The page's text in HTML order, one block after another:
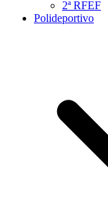
2ª RFEF
Polideportivo